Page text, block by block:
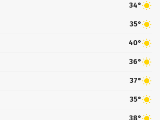
34°
35°
40°
36°
37°
35°
38°